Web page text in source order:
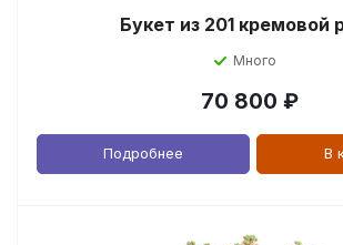
Букет из 201 кремовой
Много
70 800 ₽
Подробнее В